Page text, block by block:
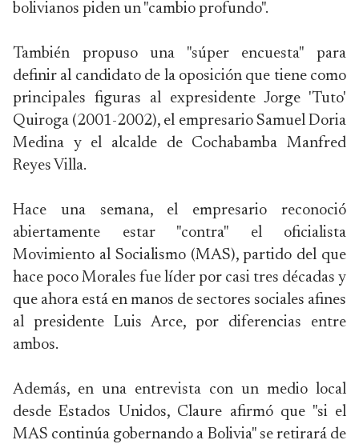
bolivianos piden un "cambio profundo".
También propuso una "súper encuesta" para
definir al candidato de la oposición que tiene como
principales figuras al expresidente Jorge 'Tuto'
Quiroga (2001-2002), el empresario Samuel Doria
Medina y el alcalde de Cochabamba Manfred
Reyes Villa.
Hace una semana, el empresario reconoció
abiertamente estar "contra" el oficialista
Movimiento al Socialismo (MAS), partido del que
hace poco Morales fue líder por casi tres décadas y
que ahora está en manos de sectores sociales afines
al presidente Luis Arce, por diferencias entre
ambos.
Además, en una entrevista con un medio local
desde Estados Unidos, Claure afirmó que "si el
MAS continúa gobernando a Bolivia" se retirará de